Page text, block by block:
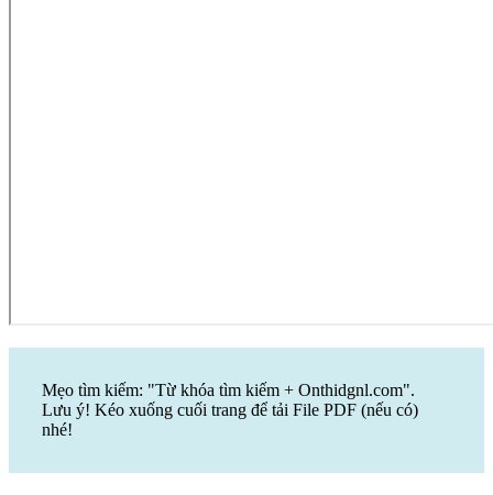
Mẹo tìm kiếm: "Từ khóa tìm kiếm + Onthidgnl.com".
Lưu ý! Kéo xuống cuối trang để tải File PDF (nếu có)
nhé!